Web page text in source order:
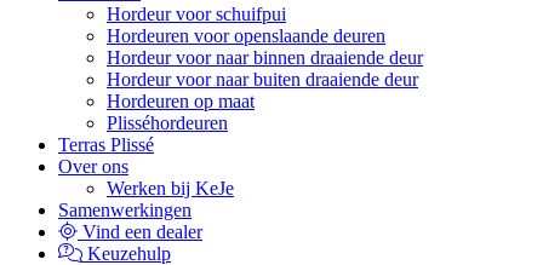
Hordeur voor schuifpui
Hordeuren voor openslaande deuren
Hordeur voor naar binnen draaiende deur
Hordeur voor naar buiten draaiende deur
Hordeuren op maat
Plisséhordeuren
Terras Plissé
Over ons
Werken bij KeJe
Samenwerkingen
Vind een dealer
Keuzehulp